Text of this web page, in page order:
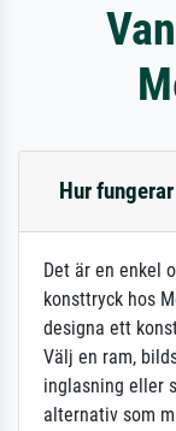
Hur
Det är en enkel
konsttryck hos
designa ett
Välj en ram,
inglasning eller
alternativ som